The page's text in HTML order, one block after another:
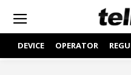
DEVICE OPERATOR